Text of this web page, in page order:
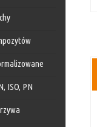
ISO, PN